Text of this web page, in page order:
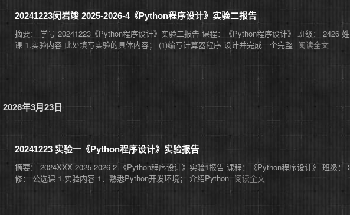
20241223闵岩竣 2025-2026-4《Python程序设计》实验二报告
摘要： 学号 20241223《Python程序设计》实验二报告 课程：《Python程序设计》 班级： 2426
课 1.实验内容 此处填写实验的具体内容； (1)编写计算器程序 设计并完成一个完整 阅读全文
2026年3月23日
20241223 实验一《Python程序设计》实验报告
摘要： 2024XXX 2025-2026-2 《Python程序设计》实验1报告 课程：《Python程序设计》 班级
修： 公选课 1.实验内容 1．熟悉Python开发环境； 介绍Python 阅读全文